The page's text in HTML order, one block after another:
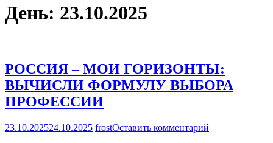
День: 23.10.2025
РОССИЯ – МОИ ГОРИЗОНТЫ:
ВЫЧИСЛИ ФОРМУЛУ ВЫБОРА
ПРОФЕССИИ
23.10.202524.10.2025 frostОставить комментарий